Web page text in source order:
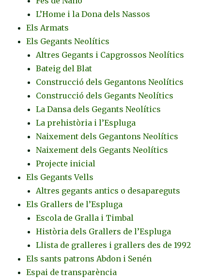
L’Home i la Dona dels Nassos
Els Armats
Els Gegants Neolítics
Altres Gegants i Capgrossos Neolítics
Bateig del Blat
Construcció dels Gegantons Neolítics
Construcció dels Gegants Neolítics
La Dansa dels Gegants Neolítics
La prehistòria i l’Espluga
Naixement dels Gegantons Neolítics
Naixement dels Gegants Neolítics
Projecte inicial
Els Gegants Vells
Altres gegants antics o desapareguts
Els Grallers de l’Espluga
Escola de Gralla i Timbal
Història dels Grallers de l’Espluga
Llista de gralleres i grallers des de 1992
Els sants patrons Abdon i Senén
Espai de transparència